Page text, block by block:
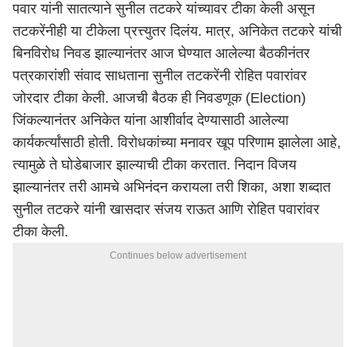
पवार यांनी सातत्याने सुनील तटकरे यांच्यावर टीका केली असून
तटकरेंनीही या टीकेला प्रत्त्युतर दिलंय. मात्र, अनिकेत तटकरे यांची
बिनविरोध निवड झाल्यानंतर आज घेण्यात आलेल्या बैठकीनंतर
पत्रकारांशी संवाद साधताना सुनील तटकरेंनी रोहित पवारांवर
जोरदार टीका केली. आजची बैठक हीनिवडणूक (Election)
जिंकल्यानंतर अनिकेत यांना आशीर्वाद देण्यासाठी आलेल्या
कार्यकर्त्यांसाठी होती. विरोधकांच्या मनावर खूप परिणाम झालेला आहे,
त्यामुळे ते घोडेबाजार झाल्याची टीका करतात. निदान विजय
झाल्यानंतर तरी आमचे अभिनंदन करायला तरी शिका, अशा शब्दात
सुनील तटकरे यांनी खासदार संजय राऊत आणि रोहित पवारांवर
टीका केली.
Continues below advertisement